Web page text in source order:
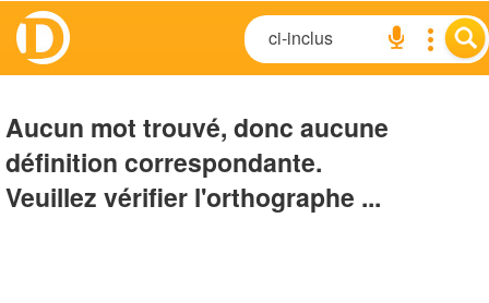
Aucun mot trouvé, donc aucune
définition correspondante.
Veuillez vérifier l'orthographe ...